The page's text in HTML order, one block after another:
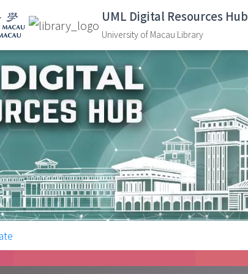
UML Digital Resources Hub
University of Macau Library